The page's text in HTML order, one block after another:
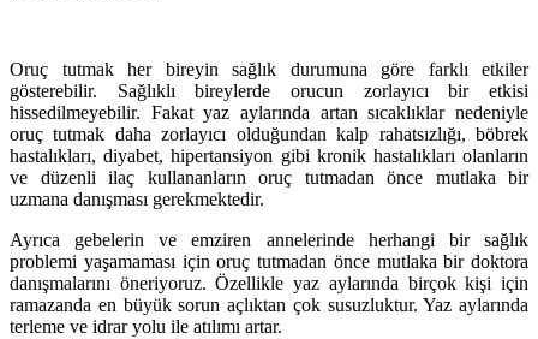
Oruç tutmak her bireyin sağlık durumuna göre farklı etkiler
gösterebilir. Sağlıklı bireylerde orucun zorlayıcı bir etkisi
hissedilmeyebilir. Fakat yaz aylarında artan sıcaklıklar nedeniyle
oruç tutmak daha zorlayıcı olduğundan kalp rahatsızlığı, böbrek
hastalıkları, diyabet, hipertansiyon gibi kronik hastalıkları olanların
ve düzenli ilaç kullananların oruç tutmadan önce mutlaka bir
uzmana danışması gerekmektedir.
Ayrıca gebelerin ve emziren annelerinde herhangi bir sağlık
problemi yaşamaması için oruç tutmadan önce mutlaka bir doktora
danışmalarını öneriyoruz. Özellikle yaz aylarında birçok kişi için
ramazanda en büyük sorun açlıktan çok susuzluktur. Yaz aylarında
terleme ve idrar yolu ile atılımı artar.